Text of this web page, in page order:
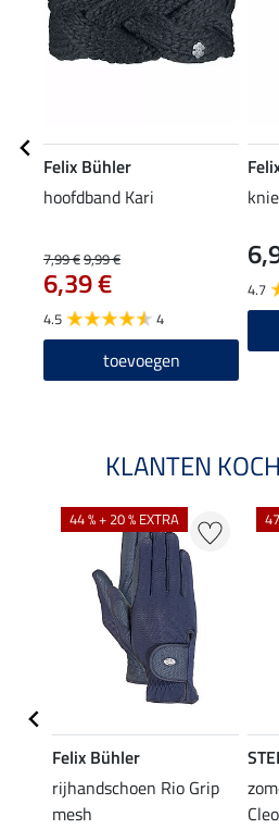
Felix Bühler
hoofdband Kari
7,99 €9,99 €
6,39 €
4.5 4
toevoegen
4.7
KLANTEN
44 % + 20 % EXTRA
Felix Bühler
rijhandschoen Rio Grip
mesh
Cleo